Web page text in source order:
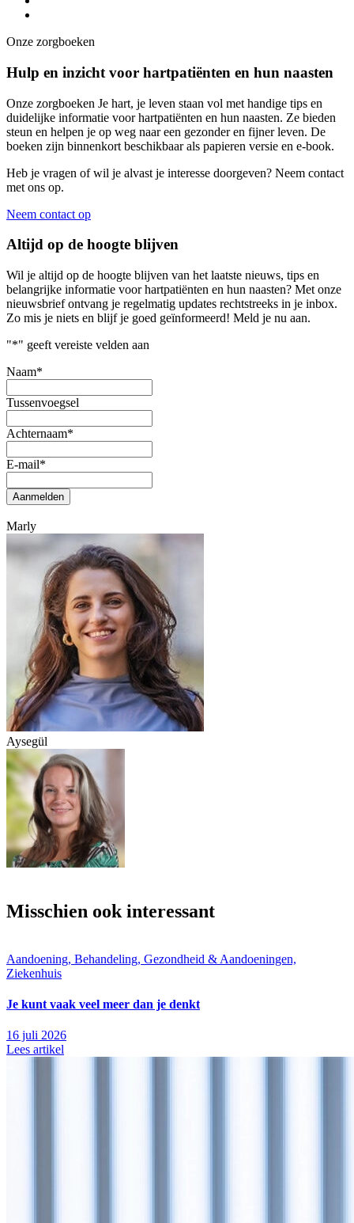
Onze zorgboeken
Hulp en inzicht voor hartpatiënten en hun naasten
Onze zorgboeken Je hart, je leven staan vol met handige tips en
duidelijke informatie voor hartpatiënten en hun naasten. Ze bieden
steun en helpen je op weg naar een gezonder en fijner leven. De
boeken zijn binnenkort beschikbaar als papieren versie en e-book.
Heb je vragen of wil je alvast je interesse doorgeven? Neem contact
met ons op.
Neem contact op
Altijd op de hoogte blijven
Wil je altijd op de hoogte blijven van het laatste nieuws, tips en
belangrijke informatie voor hartpatiënten en hun naasten? Met onze
nieuwsbrief ontvang je regelmatig updates rechtstreeks in je inbox.
Zo mis je niets en blijf je goed geïnformeerd! Meld je nu aan.
"*" geeft vereiste velden aan
Naam*
Tussenvoegsel
Achternaam*
E-mail*
Aanmelden
Marly
Aysegül
Misschien ook interessant
Aandoening, Behandeling, Gezondheid & Aandoeningen,
Ziekenhuis
Je kunt vaak veel meer dan je denkt
16 juli 2026
Lees artikel